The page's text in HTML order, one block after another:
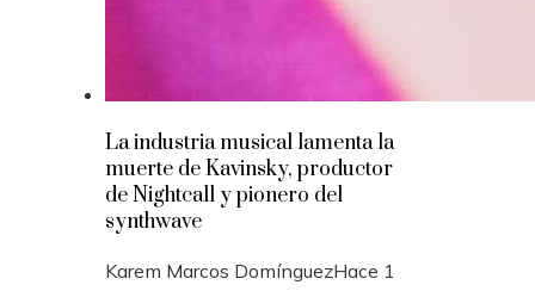
La industria musical lamenta la
muerte de Kavinsky, productor
de Nightcall y pionero del
synthwave
Karem Marcos DomínguezHace 1